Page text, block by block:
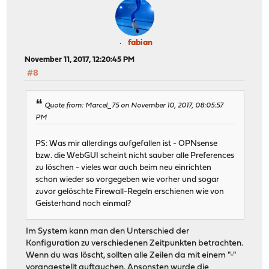
fabian
November 11, 2017, 12:20:45 PM
#8
Quote from: Marcel_75 on November 10, 2017, 08:05:57
PM
PS: Was mir allerdings aufgefallen ist - OPNsense
bzw. die WebGUI scheint nicht sauber alle Preferences
zu löschen - vieles war auch beim neu einrichten
schon wieder so vorgegeben wie vorher und sogar
zuvor gelöschte Firewall-Regeln erschienen wie von
Geisterhand noch einmal?
Im System kann man den Unterschied der
Konfiguration zu verschiedenen Zeitpunkten betrachten.
Wenn du was löscht, sollten alle Zeilen da mit einem "-"